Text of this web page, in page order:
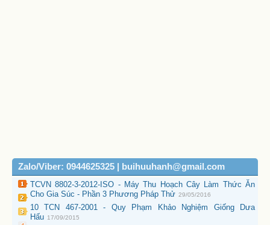
Zalo/Viber: 0944625325 | buihuuhanh@gmail.com
TCVN 8802-3-2012-ISO - Máy Thu Hoạch Cây Làm Thức Ăn
Cho Gia Súc - Phần 3 Phương Pháp Thử 29/05/2016
10 TCN 467-2001 - Quy Phạm Khảo Nghiệm Giống Dưa
Hấu 17/09/2015